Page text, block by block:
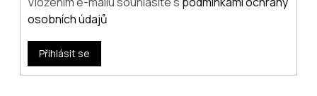
osobních údajů
Přihlásit se